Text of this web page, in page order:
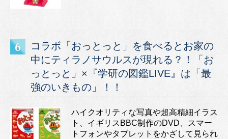
コラボ「おっとっと」を食べるとお家の
中にティラノサウルスが現れる？！「お
っとっと」×『学研の図鑑LIVE』は「最
強のいきもの」！！
ハイクオリティな写真や超高精細イラス
ト、イギリスBBC制作のDVD、スマー
トフォンやタブレットをかざして見られ